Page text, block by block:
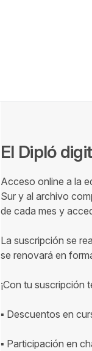
El Dipló
Acceso online a la
Sur y al archivo
de cada mes y
La suscripción se
se renovará en
¡Con tu suscripción
▪ Descuentos en
▪ Participación en